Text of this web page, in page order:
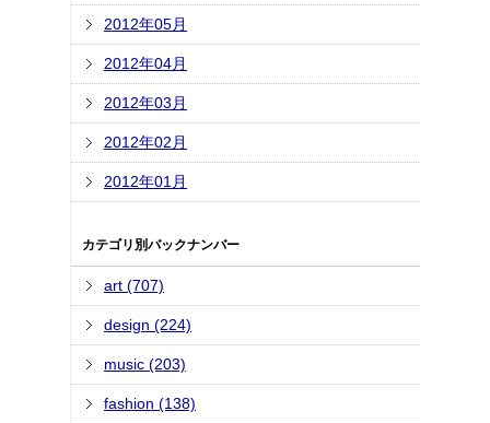
2012年05月
2012年04月
2012年03月
2012年02月
2012年01月
カテゴリ別バックナンバー
art (707)
design (224)
music (203)
fashion (138)